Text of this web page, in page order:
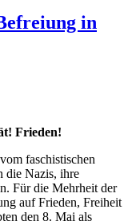
in
Frieden!
faschistischen
die Nazis, ihre
Für die Mehrheit der
auf Frieden, Freiheit
den 8. Mai als